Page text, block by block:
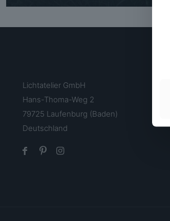
Lichtatelier GmbH
Hans-Thoma-Weg 2
79725 Laufenburg (Baden)
Deutschland